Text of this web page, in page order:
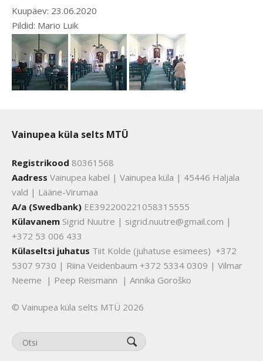
Kuupäev: 23.06.2020
Pildid: Mario Luik
Vainupea küla selts MTÜ
Registrikood 80361568
Aadress Vainupea kabel | Vainupea küla | 45446 Haljala
vald | Lääne-Virumaa
A/a (Swedbank) EE392200221058315555
Külavanem Sigrid Nuutre | sigrid.nuutre@gmail.com |
+372 53 006 433
Külaseltsi juhatus Tiit Kolde (juhatuse esimees) +372
5307 9730 | Riina Veidenbaum +372 5334 0309 | Vilmar
Neeme | Peep Reismann | Annika Goroško
© Vainupea küla selts MTÜ 2026